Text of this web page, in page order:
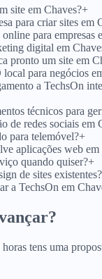
site em Chaves?+
para criar sites em
para empresas
digital em
pronto um site em
para negócios
a TechsOn
técnicos para
de redes sociais em
para telemóvel?+
aplicações web em
quando quiser?+
de sites existentes?
a TechsOn em
tens uma